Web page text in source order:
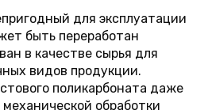
для эксплуатации
быть переработан
в качестве сырья для
видов продукции.
поликарбоната даже
обработки